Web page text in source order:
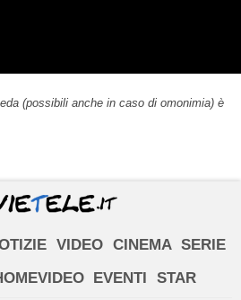
(possibili anche in caso di omonimia) è
VIDEO CINEMA SERIE
EVENTI STAR